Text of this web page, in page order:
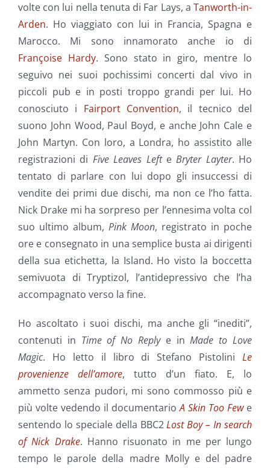
volte con lui nella tenuta di Far Lays, a Tanworth-in-
Arden. Ho viaggiato con lui in Francia, Spagna e
Marocco. Mi sono innamorato anche io di
Françoise Hardy. Sono stato in giro, mentre lo
seguivo nei suoi pochissimi concerti dal vivo in
piccoli pub e in posti troppo grandi per lui. Ho
conosciuto i Fairport Convention, il tecnico del
suono John Wood, Paul Boyd, e anche John Cale e
John Martyn. Con loro, a Londra, ho assistito alle
registrazioni di Five Leaves LefteBryter Layter. Ho
tentato di parlare con lui dopo gli insuccessi di
vendite dei primi due dischi, ma non ce l’ho fatta.
Nick Drake mi ha sorpreso per l’ennesima volta col
suo ultimo album, Pink Moon, registrato in poche
ore e consegnato in una semplice busta ai dirigenti
della sua etichetta, la Island. Ho visto la boccetta
semivuota di Tryptizol, l’antidepressivo che l’ha
accompagnato verso la fine.
Ho ascoltato i suoi dischi, ma anche gli “inediti”,
contenuti in Time of No Replye inMade to Love
Magic. Ho letto il libro di Stefano Pistolini Le
provenienze dell’amore, tutto d’un fiato. E, lo
ammetto senza pudori, mi sono commosso più e
più volte vedendo il documentarioA Skin Too Fewe
sentendo lo speciale della BBC2Lost Boy – In search
of Nick Drake. Hanno risuonato in me per lungo
tempo le parole della madre Molly e del padre